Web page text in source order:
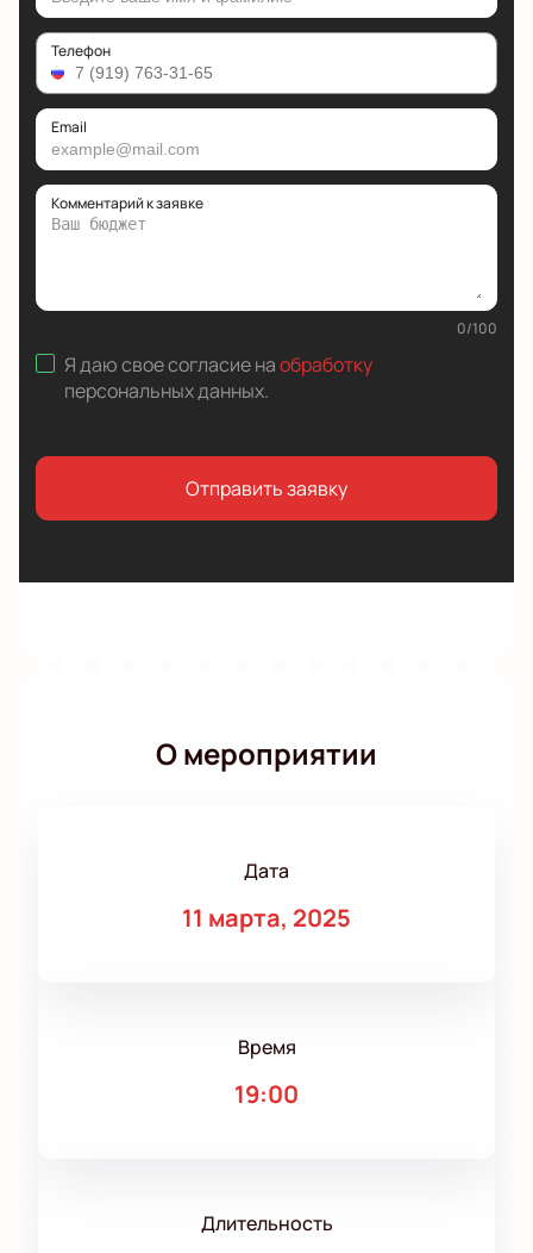
Телефон
Email
Комментарий к заявке
0/100
Я даю свое согласие наобработку
персональных данных.
Отправить заявку
О мероприятии
Дата
11 марта, 2025
Время
19:00
Длительность